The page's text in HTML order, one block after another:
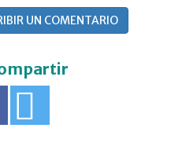
UN COMENTARIO